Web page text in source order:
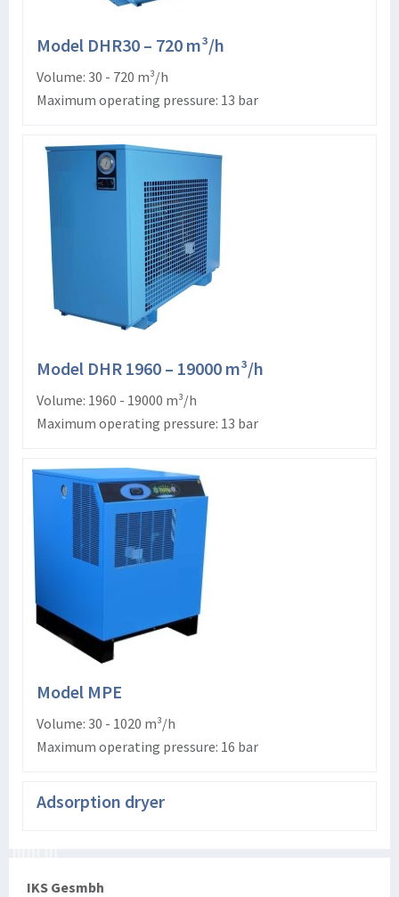
Model DHR30 – 720 m³/h
Volume: 30 - 720 m³/h
Maximum operating pressure: 13 bar
Model DHR 1960 – 19000 m³/h
Volume: 1960 - 19000 m³/h
Maximum operating pressure: 13 bar
Model MPE
Volume: 30 - 1020 m³/h
Maximum operating pressure: 16 bar
Adsorption dryer
IKS Gesmbh